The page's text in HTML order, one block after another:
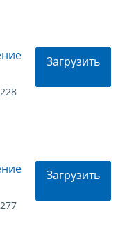
Загрузить
Загрузить